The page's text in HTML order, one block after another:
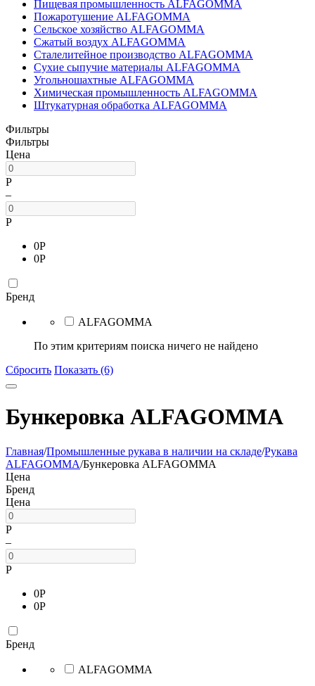
Пищевая промышленность ALFAGOMMA
Пожаротушение ALFAGOMMA
Сельское хозяйство ALFAGOMMA
Сжатый воздух ALFAGOMMA
Сталелитейное производство ALFAGOMMA
Сухие сыпучие материалы ALFAGOMMA
Угольношахтные ALFAGOMMA
Химическая промышленность ALFAGOMMA
Штукатурная обработка ALFAGOMMA
Фильтры
Фильтры
Цена
Р
–
Р
0Р
0Р
Бренд
ALFAGOMMA
По этим критериям поиска ничего не найдено
Сбросить Показать (6)
Бункеровка ALFAGOMMA
Главная/Промышленные рукава в наличии на складе/Рукава
ALFAGOMMA/Бункеровка ALFAGOMMA
Цена
Бренд
Цена
Р
–
Р
0Р
0Р
Бренд
ALFAGOMMA